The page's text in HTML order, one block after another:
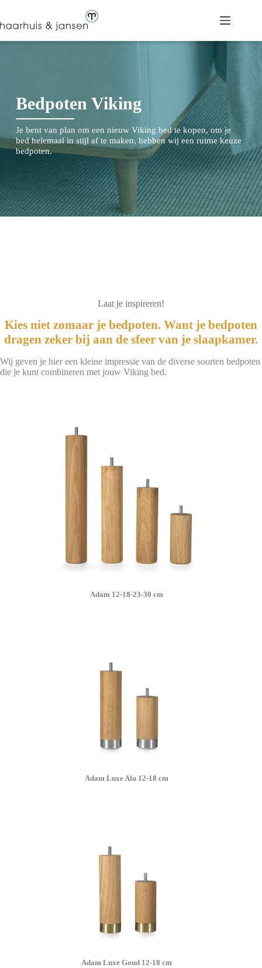
de
Bedpoten Viking
Je bent van plan om een nieuw Viking bed te kopen, om je
bed helemaal in stijl af te maken, hebben wij een ruime keuze
bedpoten.
Laat je inspireren!
Kies niet zomaar je bedpoten. Want je bedpoten
dragen zeker bij aan de sfeer van je slaapkamer.
Wij geven je hier een kleine impressie van de diverse soorten bedpoten
die je kunt combineren met jouw Viking bed.
Adam 12-18-23-30 cm
Adam Luxe Alu 12-18 cm
Adam Luxe Goud 12-18 cm